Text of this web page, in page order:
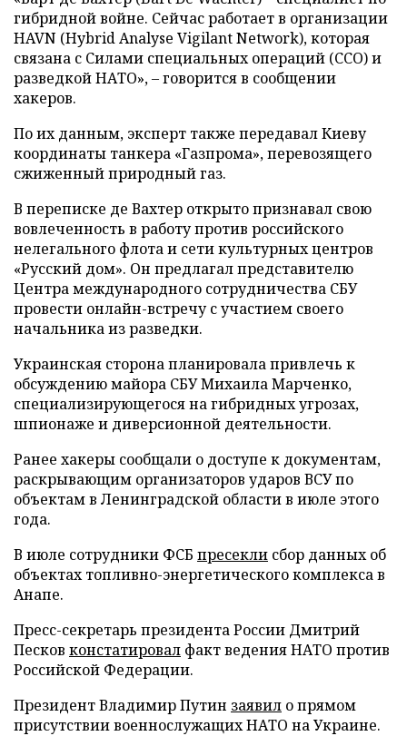
гибридной войне. Сейчас работает в организации
HAVN (Hybrid Analyse Vigilant Network), которая
связана с Силами специальных операций (ССО) и
разведкой НАТО», – говорится в сообщении
хакеров.
По их данным, эксперт также передавал Киеву
координаты танкера «Газпрома», перевозящего
сжиженный природный газ.
В переписке де Вахтер открыто признавал свою
вовлеченность в работу против российского
нелегального флота и сети культурных центров
«Русский дом». Он предлагал представителю
Центра международного сотрудничества СБУ
провести онлайн-встречу с участием своего
начальника из разведки.
Украинская сторона планировала привлечь к
обсуждению майора СБУ Михаила Марченко,
специализирующегося на гибридных угрозах,
шпионаже и диверсионной деятельности.
Ранее хакеры сообщали о доступе к документам,
раскрывающим организаторов ударов ВСУ по
объектам в Ленинградской области в июле этого
года.
В июле сотрудники ФСБ пресекли сбор данных об
объектах топливно-энергетического комплекса в
Анапе.
Пресс-секретарь президента России Дмитрий
Песков констатировал факт ведения НАТО против
Российской Федерации.
Президент Владимир Путин заявил о прямом
присутствии военнослужащих НАТО на Украине.